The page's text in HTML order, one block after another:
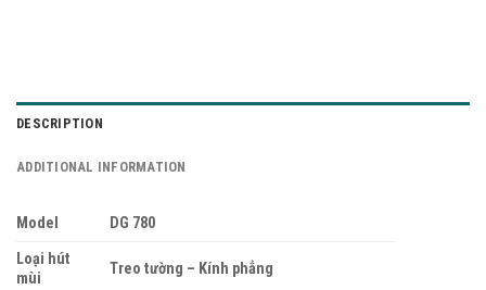
DESCRIPTION
ADDITIONAL INFORMATION
Model
DG 780
Loại hút
mùi
Treo tường – Kính phẳng